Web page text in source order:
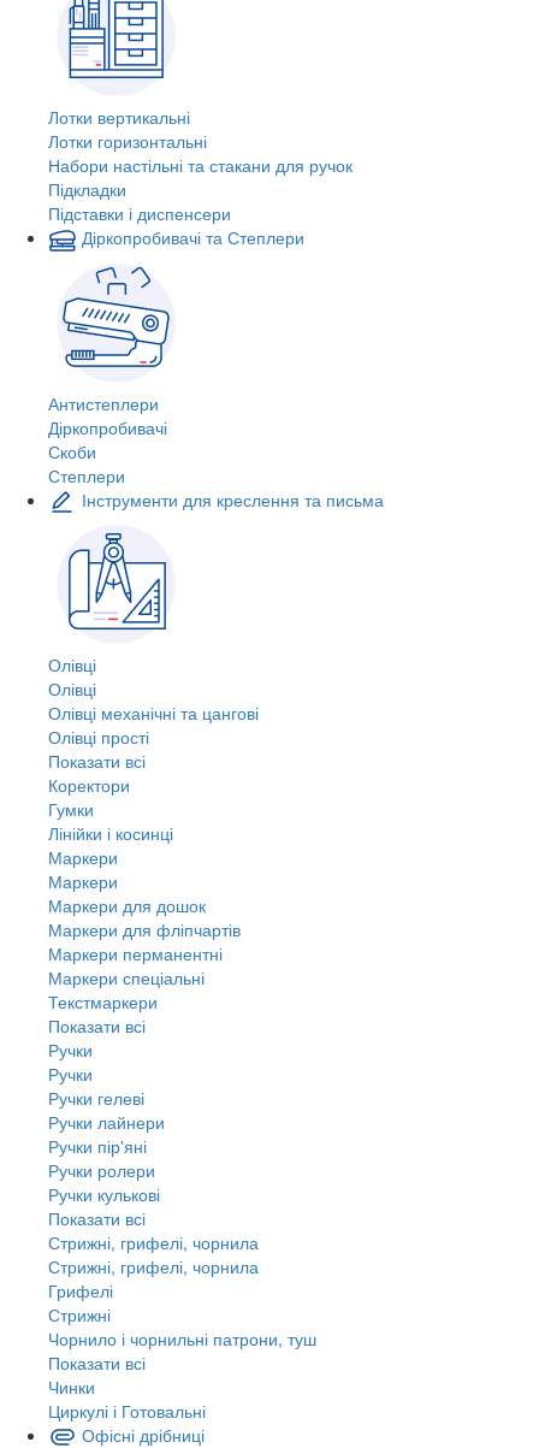
Лотки вертикальні
Лотки горизонтальні
Набори настільні та стакани для ручок
Підкладки
Підставки і диспенсери
Діркопробивачі та Степлери
Антистеплери
Діркопробивачі
Скоби
Степлери
Інструменти для креслення та письма
Олівці
Олівці
Олівці механічні та цангові
Олівці прості
Показати всі
Коректори
Гумки
Лінійки і косинці
Маркери
Маркери
Маркери для дошок
Маркери для фліпчартів
Маркери перманентні
Маркери спеціальні
Текстмаркери
Показати всі
Ручки
Ручки
Ручки гелеві
Ручки лайнери
Ручки пір'яні
Ручки ролери
Ручки кулькові
Показати всі
Стрижні, грифелі, чорнила
Стрижні, грифелі, чорнила
Грифелі
Стрижні
Чорнило і чорнильні патрони, туш
Показати всі
Чинки
Циркулі і Готовальні
Офісні дрібниці